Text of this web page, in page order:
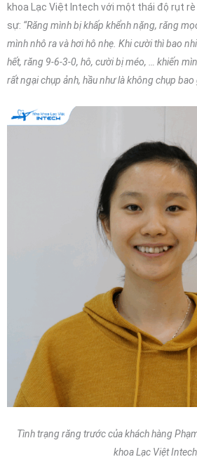
khoa Lạc Việt Intech với một thái độ rụt
sự: “Răng mình bị khấp khểnh nặng, răng
mình nhô ra và hơi hô nhẹ. Khi cười thì bao
hết, răng 9-6-3-0, hô, cười bị méo, … khiến
rất ngại chụp ảnh, hầu như là không chụp bao
Tình trạng răng trước của khách hàng
khoa Lạc Việt